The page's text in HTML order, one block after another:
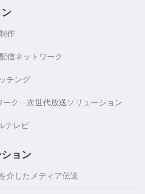
作
信ネットワーク
チング
ーク―次世代放送ソリューション
テレビ
ョン
介したメディア伝送